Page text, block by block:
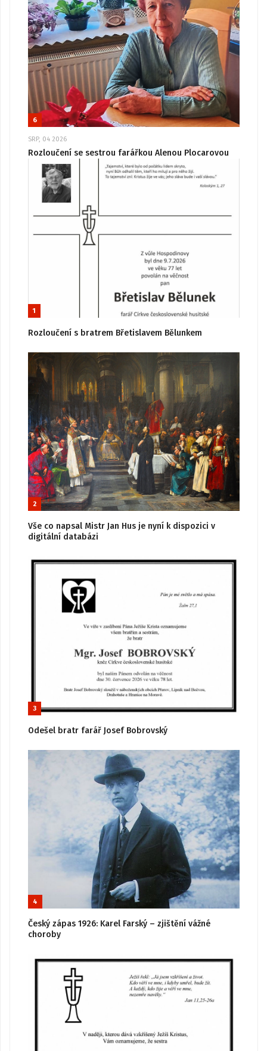
6
SRP, 04 2026
Rozloučení se sestrou farářkou Alenou Plocarovou
1
Rozloučení s bratrem Břetislavem Bělunkem
2
Vše co napsal Mistr Jan Hus je nyní k dispozici v
digitální databázi
3
Odešel bratr farář Josef Bobrovský
4
Český zápas 1926: Karel Farský – zjištění vážné
choroby